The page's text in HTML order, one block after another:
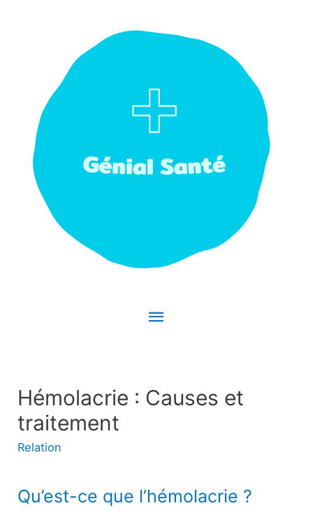
Menu
Hémolacrie : Causes et
traitement
Relation
Qu’est-ce que l’hémolacrie ?